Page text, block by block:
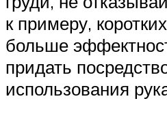
к примеру,
больше
придать
использования